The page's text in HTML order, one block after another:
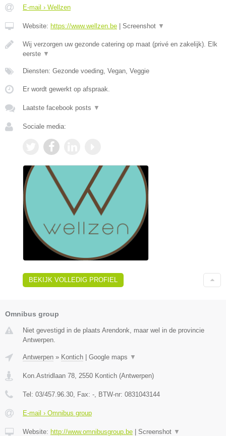
E-mail › Wellzen
Website: https://www.wellzen.be Screenshot ▼
Wij verzorgen uw gezonde catering op maat (privé en zakelijk). Elk
eerste ▼
Diensten: Gezonde voeding, Vegan, Veggie
Er wordt gewerkt op afspraak.
Laatste facebook posts ▼
Sociale media:
BEKIJK VOLLEDIG PROFIEL
Omnibus group
Niet gevestigd in de plaats Arendonk, maar wel in de provincie
Antwerpen.
Antwerpen » Kontich | Google maps ▼
Kon.Astridlaan 78 2550 Kontich (Antwerpen)
Tel: 03/457.96.30 , Fax: - , BTW-nr: 0831043144
E-mail › Omnibus group
Website: http://www.omnibusgroup.be | Screenshot ▼